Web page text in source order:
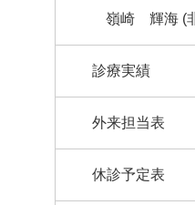
嶺崎 輝海 (
診療実績
外来担当表
休診予定表